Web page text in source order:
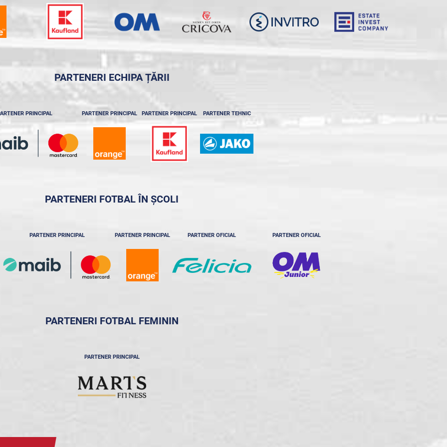
PARTENERI ECHIPA ȚĂRII
PRINCIPAL PARTENER PRINCIPAL PARTENER PRINCIPAL PARTENER TEHNIC
PARTENERI FOTBAL ÎN ȘCOLI
PARTENER PRINCIPAL PARTENER PRINCIPAL PARTENER OFICIAL PARTENER OFICIAL
PARTENERI FOTBAL FEMININ
PARTENER PRINCIPAL